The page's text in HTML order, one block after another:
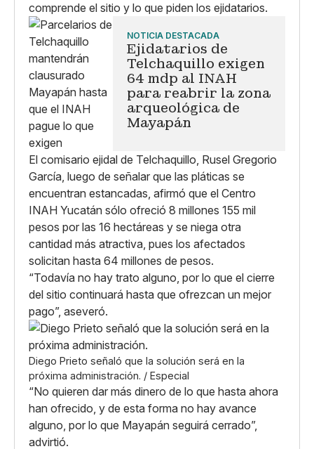
comprende el sitio y lo que piden los ejidatarios.
NOTICIA DESTACADA
Ejidatarios de
Telchaquillo exigen
64 mdp al INAH
para reabrir la zona
arqueológica de
Mayapán
El comisario ejidal de Telchaquillo, Rusel Gregorio
García, luego de señalar que las pláticas se
encuentran estancadas, afirmó que el Centro
INAH Yucatán sólo ofreció 8 millones 155 mil
pesos por las 16 hectáreas y se niega otra
cantidad más atractiva, pues los afectados
solicitan hasta 64 millones de pesos.
“Todavía no hay trato alguno, por lo que el cierre
del sitio continuará hasta que ofrezcan un mejor
pago”, aseveró.
Diego Prieto señaló que la solución será en la
próxima administración. / Especial
“No quieren dar más dinero de lo que hasta ahora
han ofrecido, y de esta forma no hay avance
alguno, por lo que Mayapán seguirá cerrado”,
advirtió.